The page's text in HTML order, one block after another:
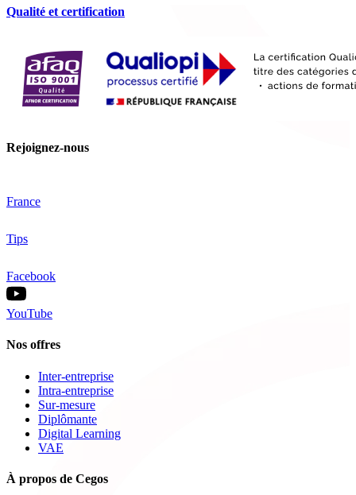
Qualité et certification
Rejoignez-nous
France
Tips
Facebook
YouTube
Nos offres
Inter-entreprise
Intra-entreprise
Sur-mesure
Diplômante
Digital Learning
VAE
À propos de Cegos